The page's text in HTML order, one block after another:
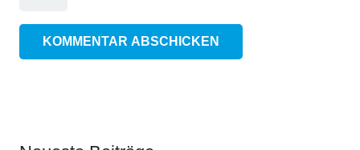
KOMMENTAR ABSCHICKEN